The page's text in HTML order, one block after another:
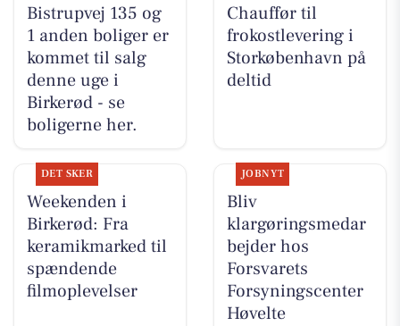
Bistrupvej 135 og
1 anden boliger er
kommet til salg
denne uge i
Birkerød - se
boligerne her.
Chauffør til
frokostlevering i
Storkøbenhavn på
deltid
DET SKER
Weekenden i
Birkerød: Fra
keramikmarked til
spændende
filmoplevelser
JOBNYT
Bliv
klargøringsmedar
bejder hos
Forsvarets
Forsyningscenter
Høvelte